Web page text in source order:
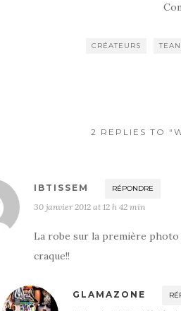
CRÉATEURS
2 REPLIES TO
IBTISSEM RÉPONDRE
30 janvier 2012 at 12 h 42 min
La robe sur la première
craque!!
GLAMAZONE